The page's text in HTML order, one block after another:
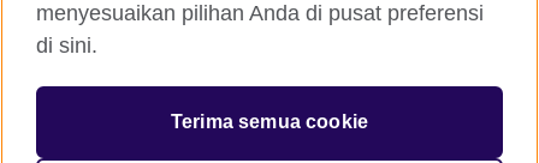
© 2026 British Council
di Indonesia untuk hubungan kebudayaan dan kesempatan
pendidikan yang didirikan oleh British Council Holdings di
menyesuaikan pilihan Anda di pusat preferensi
di sini.
Terima semua cookie